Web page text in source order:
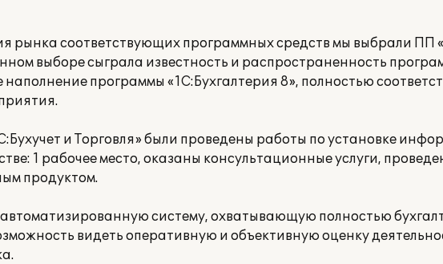
рынка соответствующих программных средств мы выбрали ПП
выборе сыграла известность и распространенность
программы «1С:Бухгалтерия 8», полностью
и Торговля» были проведены работы по установке
1 рабочее место, оказаны консультационные услуги,
продуктом.
систему, охватывающую полностью
видеть оперативную и объективную оценку